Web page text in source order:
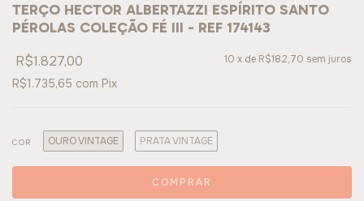
TERÇO HECTOR ALBERTAZZI ESPÍRITO SANTO
PÉROLAS COLEÇÃO FÉ III - REF 174143
R$1.827,00 10 x de R$182,70 sem juros
R$1.735,65 com Pix
COR OURO VINTAGE PRATA VINTAGE